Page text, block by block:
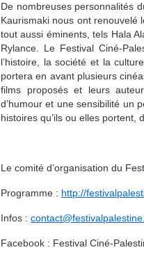
De nombreuses personnalités
Kaurismaki nous ont renouvelé
tout aussi éminents, tels Hala
Rylance. Le Festival Ciné-
l’histoire, la société et la
portera en avant plusieurs
films proposés et leurs
d’humour et une sensibilité un
histoires qu’ils ou elles portent,
Le comité d’organisation du
Programme : http://
Infos : contact@festivalpalestine.
Facebook : Festival Ciné-